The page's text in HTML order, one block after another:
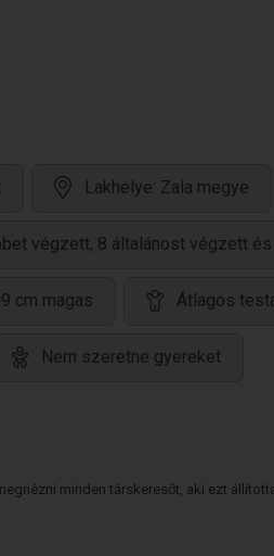
Lakhelye: Zala megye
végzett, 8 általánost végzett
cm magas Átlagos
Nem szeretne gyereket
minden társkeresőt, aki ezt